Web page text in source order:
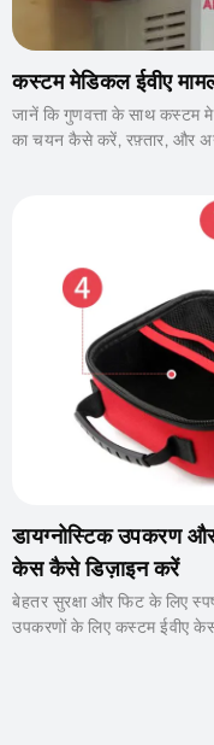
कस्टम मेडिकल ईवीए
जानें कि गुणवत्ता के साथ कस्टम
का चयन कैसे करें, रफ़्तार, और
डायग्नोस्टिक उपकरण
केस कैसे डिज़ाइन करें
बेहतर सुरक्षा और फिट के लिए
उपकरणों के लिए कस्टम ईवीए